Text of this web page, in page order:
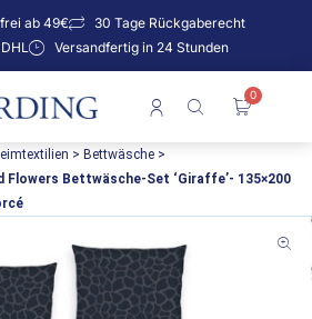
ab 49€
30 Tage Rückgaberecht
Versandfertig in 24 Stunden
0
> Bettwäsche >
Flowers Bettwäsche-Set ‘Giraffe’- 135×200